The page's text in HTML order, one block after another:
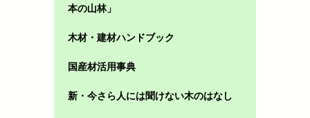
本の山林」
木材・建材ハンドブック
国産材活用事典
新・今さら人には聞けない木のはなし